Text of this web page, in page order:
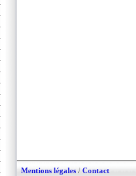
Mentions légales / Contact